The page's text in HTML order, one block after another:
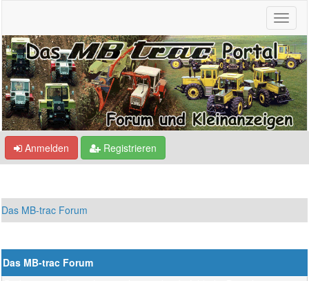
Anmelden Registrieren
Das MB-trac Forum
Das MB-trac Forum